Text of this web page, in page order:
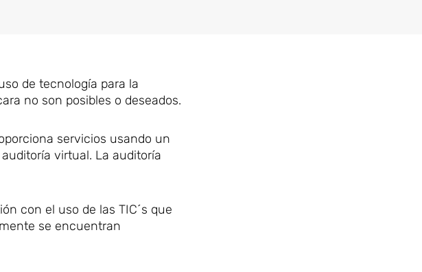
de tecnología para la
no son posibles o deseados.
servicios usando un
virtual. La auditoría
con el uso de las TIC´s que
se encuentran